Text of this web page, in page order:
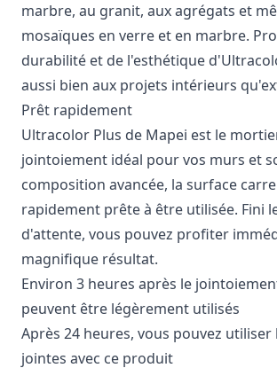
marbre, au granit, aux agrégats et
mosaïques en verre et en marbre.
durabilité et de l'esthétique
aussi bien aux projets intérieurs
Prêt rapidement
Ultracolor Plus de Mapei est le
jointoiement idéal pour vos murs et
composition avancée, la surface
rapidement prête à être utilisée. Fini
d'attente, vous pouvez profiter
magnifique résultat.
Environ 3 heures après le
peuvent être légèrement utilisés
Après 24 heures, vous pouvez utiliser
jointes avec ce produit